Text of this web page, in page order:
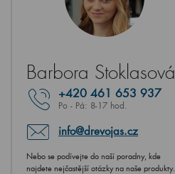
Barbora Stoklasová
+420 461 653 937
Po - Pá: 8-17 hod.
info@drevojas.cz
Nebo se podívejte do naší poradny, kde
najdete nejčastější otázky na naše produkty.